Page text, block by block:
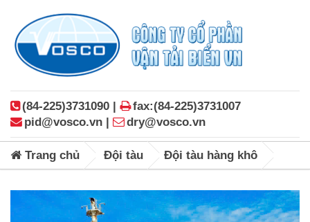
(84-225)3731090 |
fax:(84-225)3731007
pid@vosco.vn |
dry@vosco.vn
Trang chủ Đội tàu Đội tàu hàng khô